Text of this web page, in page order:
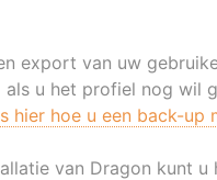
export van uw
als u het profiel nog wil
hier hoe u een back-
van Dragon kunt